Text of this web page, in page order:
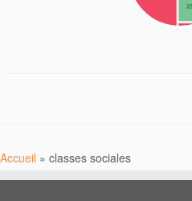
Accueil » classes sociales